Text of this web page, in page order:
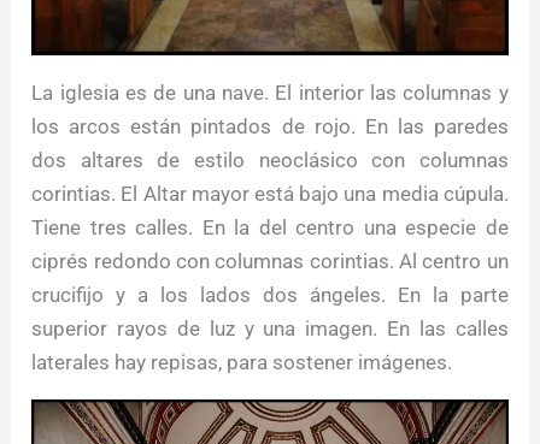
La iglesia es de una nave. El interior las columnas y
los arcos están pintados de rojo. En las paredes
dos altares de estilo neoclásico con columnas
corintias. El Altar mayor está bajo una media cúpula.
Tiene tres calles. En la del centro una especie de
ciprés redondo con columnas corintias. Al centro un
crucifijo y a los lados dos ángeles. En la parte
superior rayos de luz y una imagen. En las calles
laterales hay repisas, para sostener imágenes.